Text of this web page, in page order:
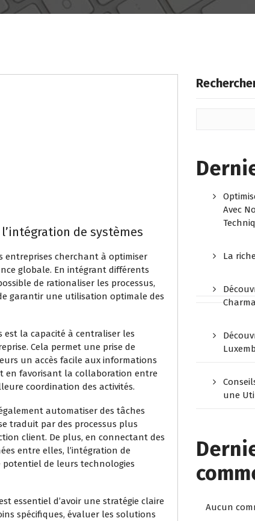
de systèmes
entreprises cherchant à optimiser
globale. En intégrant différents
de rationaliser les processus,
garantir une utilisation optimale des
est la capacité à centraliser les
Cela permet une prise de
un accès facile aux informations
en favorisant la collaboration entre
coordination des activités.
automatiser des tâches
traduit par des processus plus
client. De plus, en connectant des
entre elles, l’intégration de
potentiel de leurs technologies
essentiel d’avoir une stratégie claire
spécifiques, évaluer les solutions
Avec
La
une
Aucun